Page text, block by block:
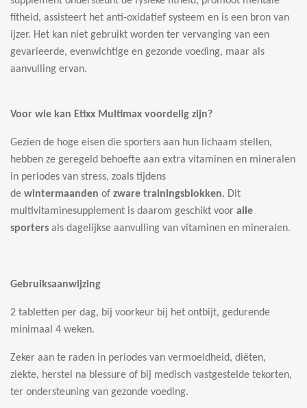
fitheid, assisteert het anti-oxidatief systeem en is een bron van
ijzer. Het kan niet gebruikt worden ter vervanging van een
gevarieerde, evenwichtige en gezonde voeding, maar als
aanvulling ervan.
Voor wie kan Etixx Multimax voordelig zijn?
Gezien de hoge eisen die sporters aan hun lichaam stellen,
hebben ze geregeld behoefte aan extra vitaminen en mineralen
in periodes van stress, zoals tijdens
de wintermaanden of zware trainingsblokken. Dit
multivitaminesupplement is daarom geschikt voor alle
sporters als dagelijkse aanvulling van vitaminen en mineralen.
Gebruiksaanwijzing
2 tabletten per dag, bij voorkeur bij het ontbijt, gedurende
minimaal 4 weken.
Zeker aan te raden in periodes van vermoeidheid, diëten,
ziekte, herstel na blessure of bij medisch vastgestelde tekorten,
ter ondersteuning van gezonde voeding.